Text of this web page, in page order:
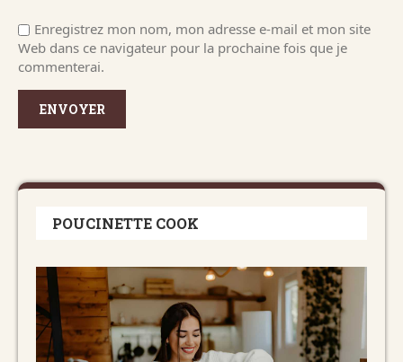
Enregistrez mon nom, mon adresse e-mail et mon site
Web dans ce navigateur pour la prochaine fois que je
commenterai.
POUCINETTE COOK